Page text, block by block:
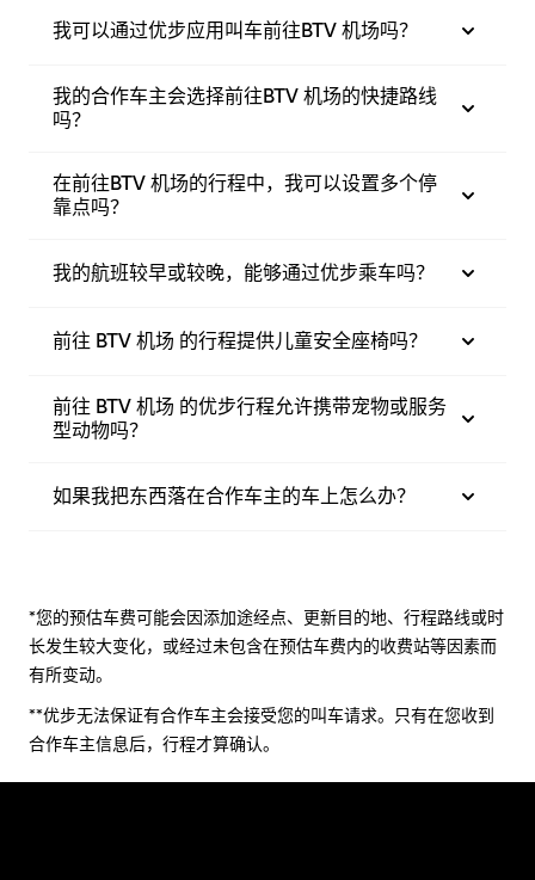
我可以通过优步应用叫车前往BTV 机场吗？
我的合作车主会选择前往BTV 机场的快捷路线
吗？
在前往BTV 机场的行程中，我可以设置多个停
靠点吗？
我的航班较早或较晚，能够通过优步乘车吗？
前往 BTV 机场 的行程提供儿童安全座椅吗？
前往 BTV 机场 的优步行程允许携带宠物或服务
型动物吗？
如果我把东西落在合作车主的车上怎么办？
*您的预估车费可能会因添加途经点、更新目的地、行程路线或时
长发生较大变化，或经过未包含在预估车费内的收费站等因素而
有所变动。
**优步无法保证有合作车主会接受您的叫车请求。只有在您收到
合作车主信息后，行程才算确认。